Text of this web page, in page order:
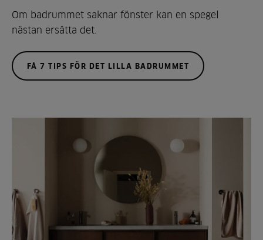
Om badrummet saknar fönster kan en spegel
nästan ersätta det.
FÅ 7 TIPS FÖR DET LILLA BADRUMMET